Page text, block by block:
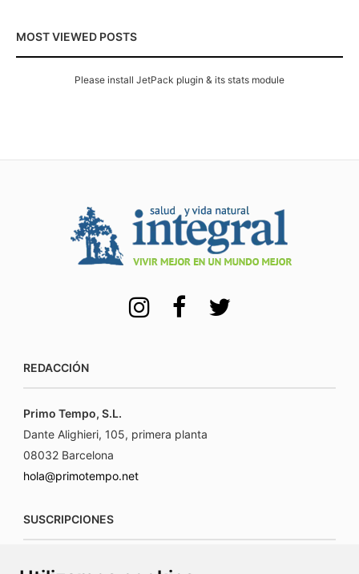
MOST VIEWED POSTS
Please install JetPack plugin & its stats module
REDACCIÓN
Primo Tempo, S.L.
Dante Alighieri, 105, primera planta
08032 Barcelona
hola@primotempo.net
SUSCRIPCIONES